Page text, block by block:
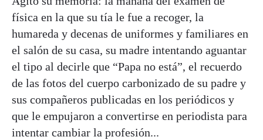
física en la que su tía le fue a recoger, la
humareda y decenas de uniformes y familiares en
el salón de su casa, su madre intentando aguantar
el tipo al decirle que “Papa no está”, el recuerdo
de las fotos del cuerpo carbonizado de su padre y
sus compañeros publicadas en los periódicos y
que le empujaron a convertirse en periodista para
intentar cambiar la profesión...